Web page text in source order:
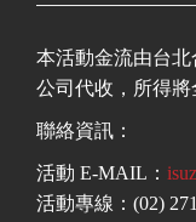
本活動金流由台
公司代收，所得將
聯絡資訊：
活動 E-MAIL：
活動專線：(02)